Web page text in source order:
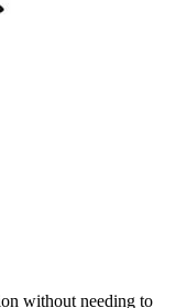
without needing to